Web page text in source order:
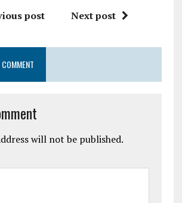
post Next post
will not be published.